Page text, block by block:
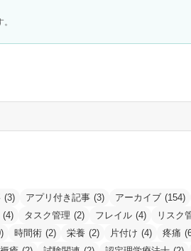
(3) アプリ付き記事 (3) アーカイブ (154)
(4) タスク管理 (2) フレイル (4) リスク
時間術 (2) 栄養 (2) 片付け (4) 疼痛